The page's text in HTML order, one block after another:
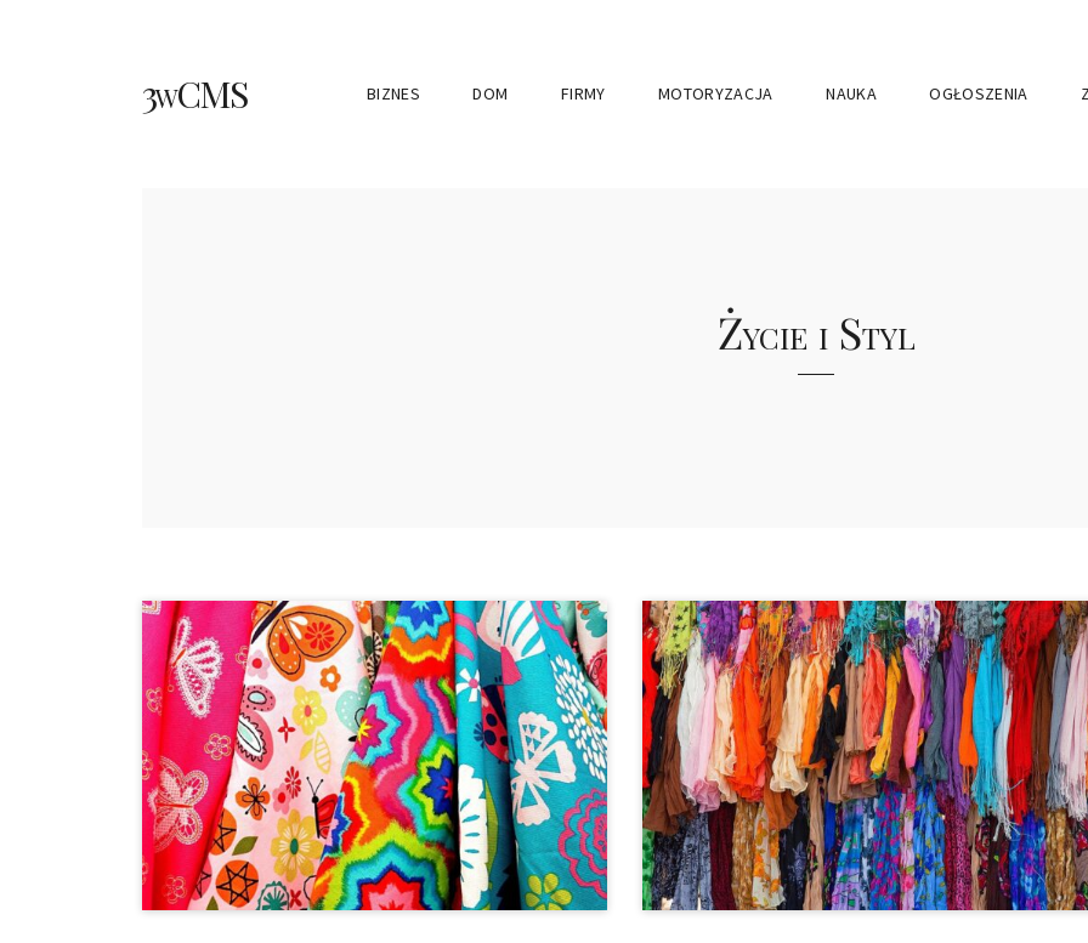
3wCMS BIZNES DOM FIRMY MOTORYZACJA NAUKA OGŁOSZENIA
Życie i Styl